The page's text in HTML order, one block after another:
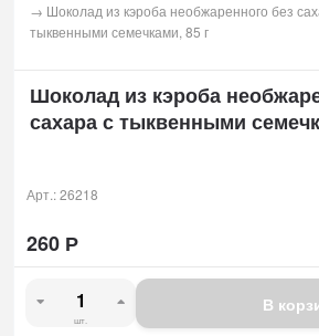
→ Шоколад из кэроба необжаренного без
тыквенными семечками, 85 г
Шоколад из кэроба
сахара с тыквенными
Арт.:26218
260 Р
шт.
В